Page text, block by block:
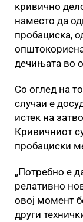
кривично
наместо да
пробациска,
дечињата во
Со оглед на
случаи е
истек на
Кривичниот
пробациски
„Потребно е
релативно
овој момент
други